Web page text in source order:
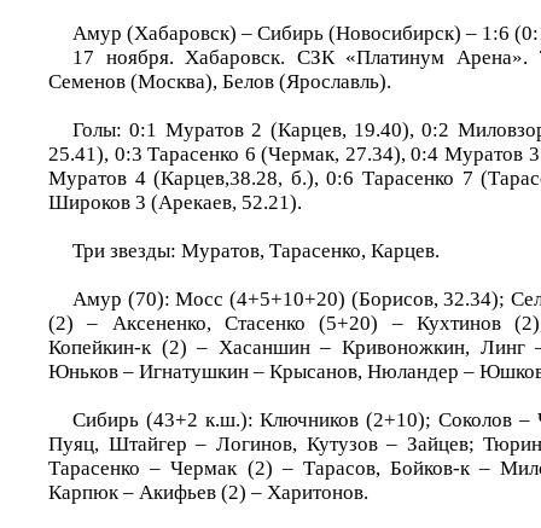
Амур (Хабаровск) – Сибирь (Новосибирск) – 1:6
17 ноября. Хабаровск. СЗК «Платинум Арена».
Семенов (Москва), Белов (Ярославль).
Голы: 0:1 Муратов 2 (Карцев, 19.40), 0:2
25.41), 0:3 Тарасенко 6 (Чермак, 27.34), 0:4 Муратов
Муратов 4 (Карцев,38.28, б.), 0:6 Тарасенко 7
Широков 3 (Арекаев, 52.21).
Три звезды: Муратов, Тарасенко, Карцев.
Амур (70): Мосс (4+5+10+20) (Борисов, 32.34);
(2) – Аксененко, Стасенко (5+20) – Кухтинов
Копейкин-к (2) – Хасаншин – Кривоножкин, Линг
Юньков – Игнатушкин – Крысанов, Нюландер –
Сибирь (43+2 к.ш.): Ключников (2+10); Соколов –
Пуяц, Штайгер – Логинов, Кутузов – Зайцев;
Тарасенко – Чермак (2) – Тарасов, Бойков-к –
Карпюк – Акифьев (2) – Харитонов.